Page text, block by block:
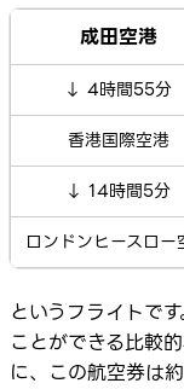
成田空港
↓ 4時間55分
香港国際空港
↓ 14時間5分
ロンドンヒースロー
というフライトで
ことができる比較
に、この航空券は